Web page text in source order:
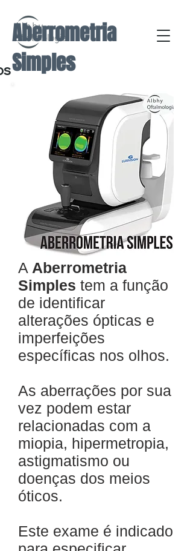
Aberrometria
Simples
A Aberrometria
Simples tem a função
de identificar
alterações ópticas e
imperfeições
específicas nos olhos.
As aberrações por sua
vez podem estar
relacionadas com a
miopia, hipermetropia,
astigmatismo ou
doenças dos meios
óticos.
Este exame é indicado